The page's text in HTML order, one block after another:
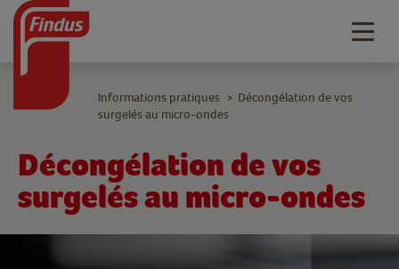
Décongélation de vos
surgelés au micro-ondes
Informations pratiques > Décongélation de vos
surgelés au micro-ondes